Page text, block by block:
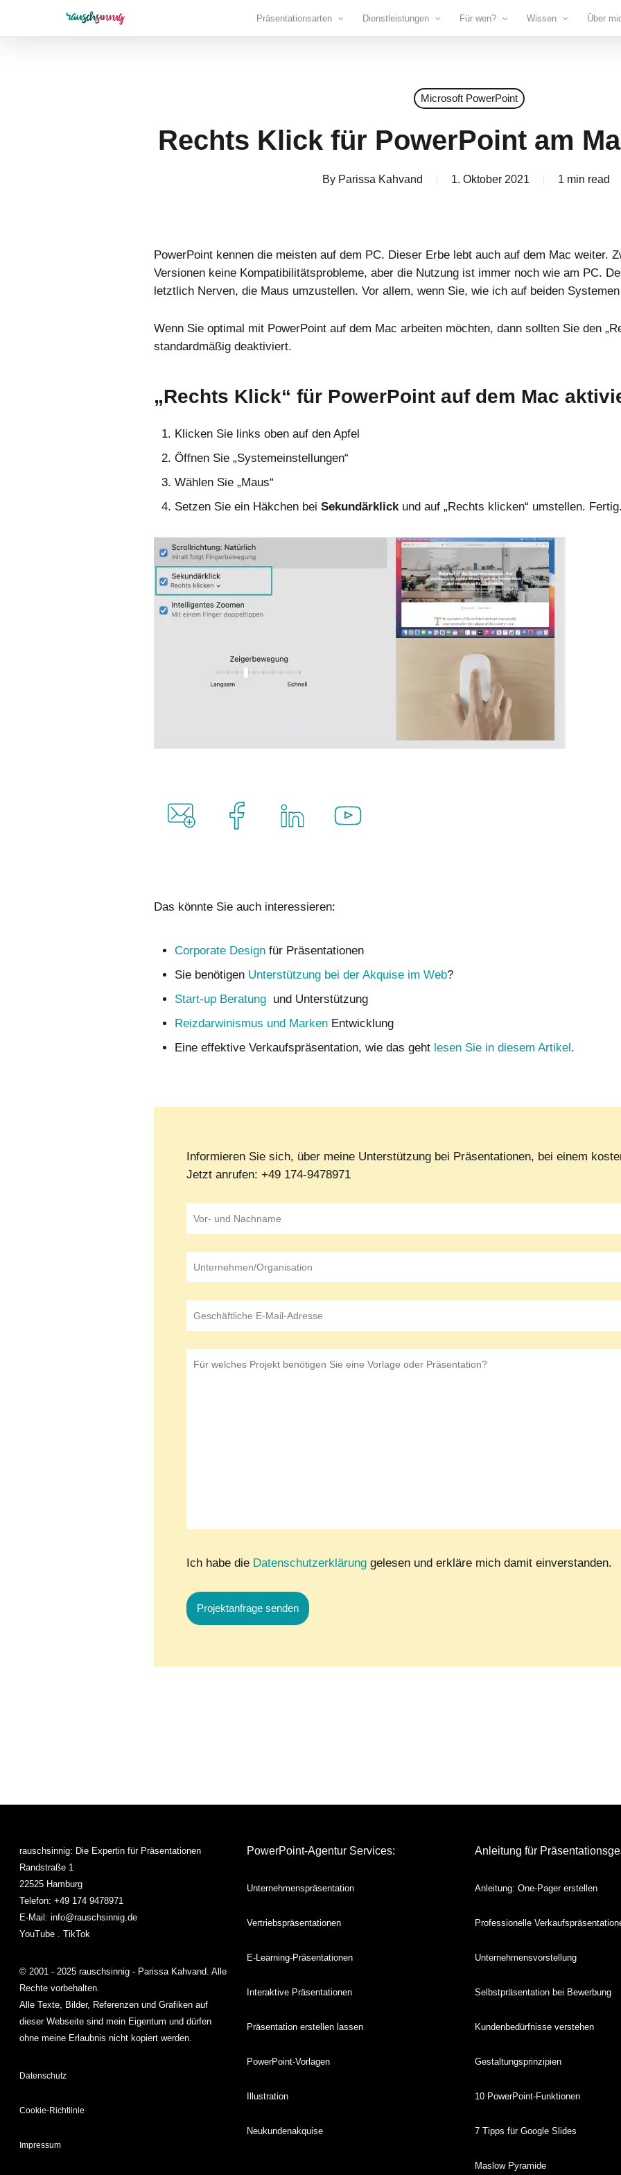
Präsentationsarten Dienstleistungen Für wen? Wissen Über
Microsoft PowerPoint
Rechts Klick für PowerPoint am
By Parissa Kahvand 1. Oktober 2021 1 min read
PowerPoint kennen die meisten auf dem PC. Dieser Erbe lebt auch auf dem Mac weiter.
Versionen keine Kompatibilitätsprobleme, aber die Nutzung ist immer noch wie am PC.
letztlich Nerven, die Maus umzustellen. Vor allem, wenn Sie, wie ich auf beiden
Wenn Sie optimal mit PowerPoint auf dem Mac arbeiten möchten, dann sollten Sie den
standardmäßig deaktiviert.
„Rechts Klick“ für PowerPoint auf dem Mac
Klicken Sie links oben auf den Apfel
Öffnen Sie „Systemeinstellungen“
Wählen Sie „Maus“
Setzen Sie ein Häkchen beiSekundärklickund auf „Rechts klicken“ umstellen. Fertig.
Das könnte Sie auch interessieren:
Corporate Design für Präsentationen
Sie benötigen Unterstützung bei der Akquise im Web?
Start-up Beratung und Unterstützung
Reizdarwinismus und Marken Entwicklung
Eine effektive Verkaufspräsentation, wie das geht lesen Sie in diesem Artikel .
Informieren Sie sich, über meine Unterstützung bei Präsentationen, bei einem
Jetzt anrufen: +49 174-9478971
Ich habe die Datenschutzerklärunggelesen und erkläre mich damit einverstanden.
rauschsinnig: Die Expertin für Präsentationen
Randstraße 1
22525 Hamburg
Telefon: +49 174 9478971
E-Mail: info@rauschsinnig.de
YouTube . TikTok
© 2001 - 2025 rauschsinnig - Parissa Kahvand. Alle
Rechte vorbehalten.
Alle Texte, Bilder, Referenzen und Grafiken auf
dieser Webseite sind mein Eigentum und dürfen
ohne meine Erlaubnis nicht kopiert werden.
Datenschutz
Cookie-Richtlinie
Impressum
PowerPoint-Agentur Services:
Unternehmenspräsentation
Vertriebspräsentationen
E-Learning-Präsentationen
Interaktive Präsentationen
Präsentation erstellen lassen
PowerPoint-Vorlagen
Illustration
Neukundenakquise
Anleitung für
Anleitung: One-Pager erstellen
Professionelle
Unternehmensvorstellung
Selbstpräsentation bei Bewerbung
Kundenbedürfnisse verstehen
Gestaltungsprinzipien
10 PowerPoint-Funktionen
7 Tipps für Google Slides
Maslow Pyramide